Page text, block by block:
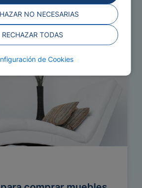
NO NECESARIAS
RECHAZAR TODAS
de Cookies
reformar vivienda